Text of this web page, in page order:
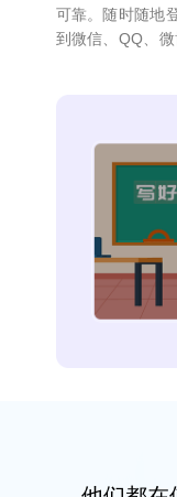
可靠。随时随地
到微信、QQ、微